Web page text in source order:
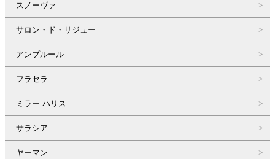
スノーヴァ
サロン・ド・リジュー
アンプルール
フラセラ
ミラー ハリス
サラシア
ヤーマン